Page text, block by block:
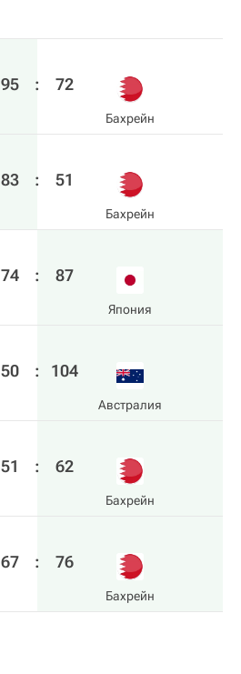
95 : 72
Бахрейн
83 : 51
Бахрейн
74 : 87
Япония
50 : 104
Австралия
51 : 62
Бахрейн
67 : 76
Бахрейн